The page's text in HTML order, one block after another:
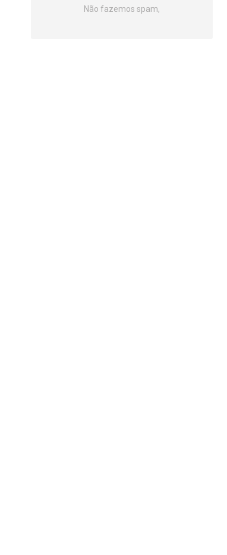
Não fazemos spam,